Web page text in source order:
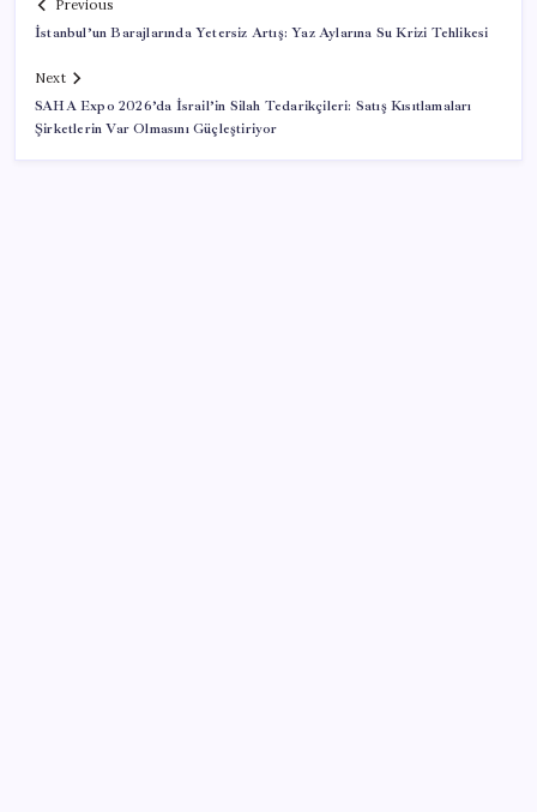
Previous
İstanbul’un Barajlarında Yetersiz Artış: Yaz Aylarına Su Krizi Tehlikesi
Next
SAHA Expo 2026’da İsrail’in Silah Tedarikçileri: Satış Kısıtlamaları
Şirketlerin Var Olmasını Güçleştiriyor